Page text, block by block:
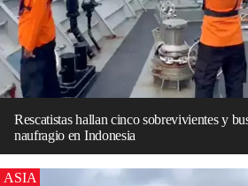
Rescatistas hallan cinco sobrevivientes y
naufragio en Indonesia
ASIA